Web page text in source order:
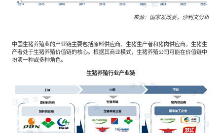
来源：国家发改委，沙利文分析
中国生猪养殖业的产业链主要包括原料供应商、生猪生产者和猪肉供应商。生猪生
产者处于生猪养殖价值链的核心。根据其商业模式，生猪养殖公司可能在价值链中
扮演一种或多种角色。
生猪养殖行业产业链